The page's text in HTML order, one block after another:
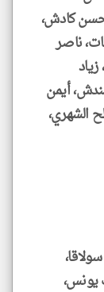
حسن كادش،
ناصر
أيمن
الشهري،
يونس،